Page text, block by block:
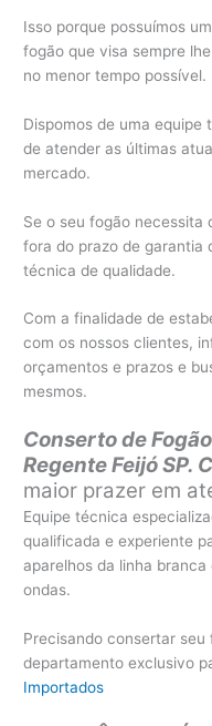
Isso porque possuímos
fogão que visa sempre
no menor tempo possível.
Dispomos de uma
de atender as últimas
mercado.
Se o seu fogão necessita
fora do prazo de garantia
técnica de qualidade.
Com a finalidade de
com os nossos clientes,
orçamentos e prazos e
mesmos.
Conserto de
Regente Feijó SP.
maior prazer em
Equipe técnica
qualificada e experiente
aparelhos da linha
ondas.
Precisando consertar
departamento exclusivo
Importados